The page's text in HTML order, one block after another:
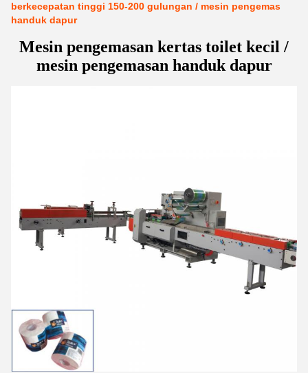
berkecepatan tinggi 150-200 gulungan / mesin pengemas
handuk dapur
Mesin pengemasan kertas toilet kecil /
mesin pengemasan handuk dapur